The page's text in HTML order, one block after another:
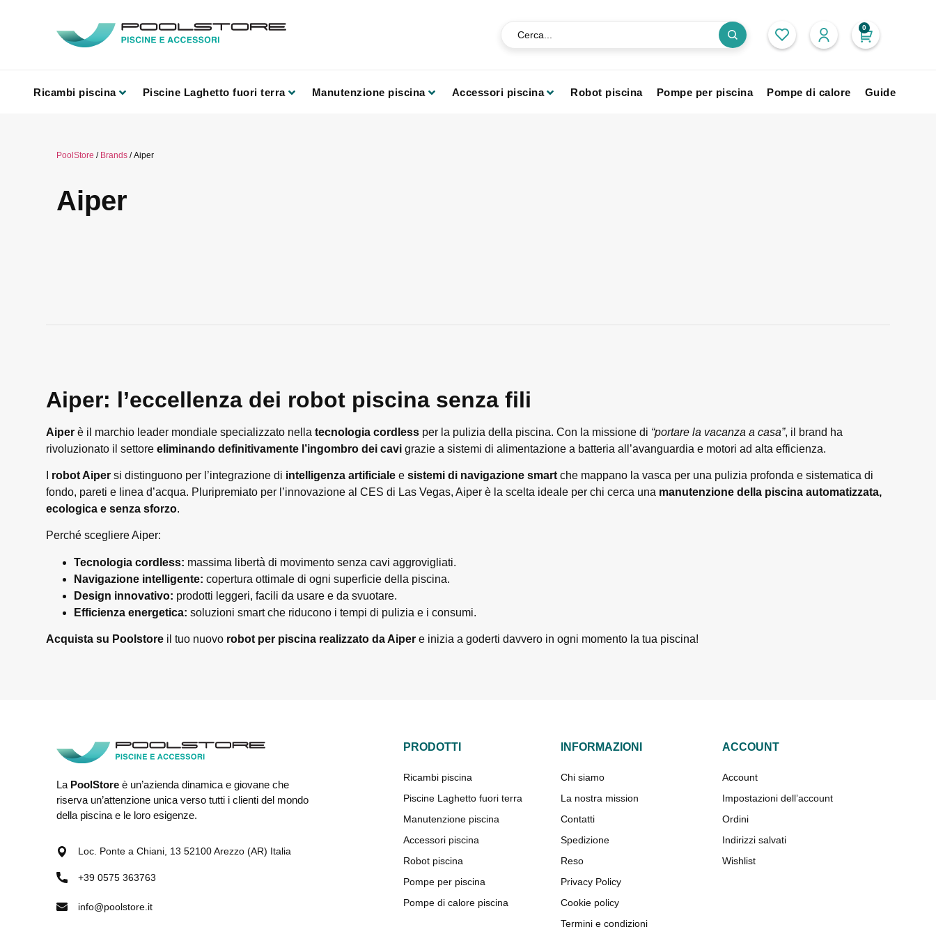
0
Ricambi piscina Piscine Laghetto fuori terra Manutenzione piscina Accessori piscina Robot piscina Pompe per piscina Pompe di calore Guide
PoolStore / Brands/ Aiper
Aiper
Aiper: l’eccellenza dei robot piscina senza fili
Aiperè il marchio leader mondiale specializzato nella tecnologia cordlessper la pulizia della piscina. Con la missione di “portare la vacanza a casa”, il brand ha
rivoluzionato il settore eliminando definitivamente l’ingombro dei cavigrazie a sistemi di alimentazione a batteria all’avanguardia e motori ad alta efficienza.
robot Aipersi distinguono per l’integrazione di intelligenza artificialee sistemi di navigazione smartche mappano la vasca per una pulizia profonda e sistematica di
fondo, pareti e linea d’acqua. Pluripremiato per l’innovazione al CES di Las Vegas, Aiper è la scelta ideale per chi cerca una manutenzione della piscina automatizzata,
ecologica e senza sforzo.
Perché scegliere Aiper:
Tecnologia cordless: massima libertà di movimento senza cavi aggrovigliati.
Navigazione intelligente: copertura ottimale di ogni superficie della piscina.
Design innovativo: prodotti leggeri, facili da usare e da svuotare.
Efficienza energetica: soluzioni smart che riducono i tempi di pulizia e i consumi.
Acquista su Poolstoreil tuo nuovo robot per piscina realizzato da Aipere inizia a goderti davvero in ogni momento la tua piscina!
La PoolStoreè un’azienda dinamica e giovane che
riserva un’attenzione unica verso tutti i clienti del mondo
della piscina e le loro esigenze.
Loc. Ponte a Chiani, 13 52100 Arezzo (AR) Italia
+39 0575 363763
info@poolstore.it
PRODOTTI
Ricambi piscina
Piscine Laghetto fuori terra
Manutenzione piscina
Accessori piscina
Robot piscina
Pompe per piscina
Pompe di calore piscina
INFORMAZIONI
Chi siamo
La nostra mission
Contatti
Spedizione
Reso
Privacy Policy
Cookie policy
Termini e condizioni
ACCOUNT
Account
Impostazioni dell’account
Ordini
Indirizzi salvati
Wishlist